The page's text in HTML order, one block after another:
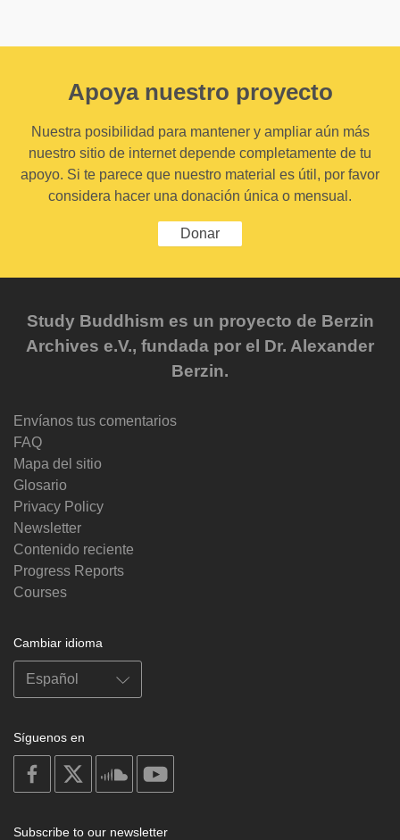
Apoya nuestro proyecto
Nuestra posibilidad para mantener y ampliar aún más
nuestro sitio de internet depende completamente de tu
apoyo. Si te parece que nuestro material es útil, por favor
considera hacer una donación única o mensual.
Donar
Study Buddhism es un proyecto de Berzin
Archives e.V., fundada por el Dr. Alexander
Berzin.
Envíanos tus comentarios
FAQ
Mapa del sitio
Glosario
Privacy Policy
Newsletter
Contenido reciente
Progress Reports
Courses
Cambiar idioma
Síguenos en
on
facebook
soundcloud
Subscribe to our newsletter